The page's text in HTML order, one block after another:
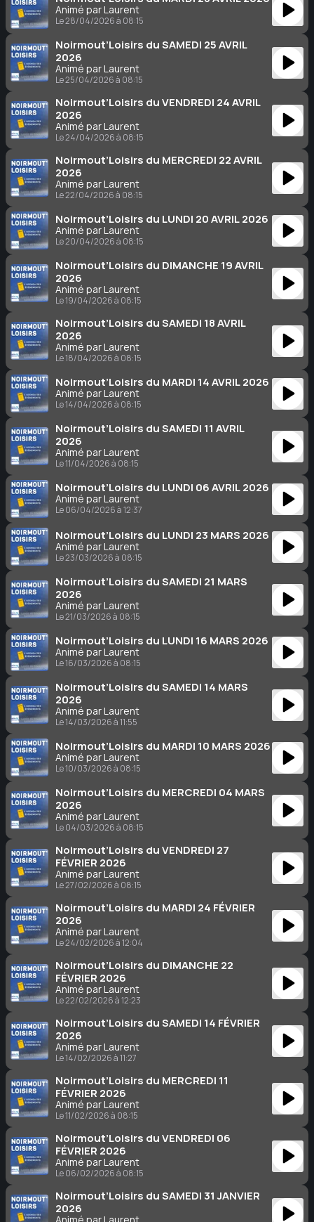
Animé par Laurent
Le 28/04/2026 à 08:15
Noirmout’Loisirs du SAMEDI 25 AVRIL
2026
Animé par Laurent
Le 25/04/2026 à 08:15
Noirmout’Loisirs du VENDREDI 24 AVRIL
2026
Animé par Laurent
Le 24/04/2026 à 08:15
Noirmout’Loisirs du MERCREDI 22 AVRIL
2026
Animé par Laurent
Le 22/04/2026 à 08:15
Noirmout’Loisirs du LUNDI 20 AVRIL 2026
Animé par Laurent
Le 20/04/2026 à 08:15
Noirmout’Loisirs du DIMANCHE 19 AVRIL
2026
Animé par Laurent
Le 19/04/2026 à 08:15
Noirmout’Loisirs du SAMEDI 18 AVRIL
2026
Animé par Laurent
Le 18/04/2026 à 08:15
Noirmout’Loisirs du MARDI 14 AVRIL 2026
Animé par Laurent
Le 14/04/2026 à 08:15
Noirmout’Loisirs du SAMEDI 11 AVRIL
2026
Animé par Laurent
Le 11/04/2026 à 08:15
Noirmout’Loisirs du LUNDI 06 AVRIL 2026
Animé par Laurent
Le 06/04/2026 à 12:37
Noirmout’Loisirs du LUNDI 23 MARS 2026
Animé par Laurent
Le 23/03/2026 à 08:15
Noirmout’Loisirs du SAMEDI 21 MARS
2026
Animé par Laurent
Le 21/03/2026 à 08:15
Noirmout’Loisirs du LUNDI 16 MARS 2026
Animé par Laurent
Le 16/03/2026 à 08:15
Noirmout’Loisirs du SAMEDI 14 MARS
2026
Animé par Laurent
Le 14/03/2026 à 11:55
Noirmout’Loisirs du MARDI 10 MARS 2026
Animé par Laurent
Le 10/03/2026 à 08:15
Noirmout’Loisirs du MERCREDI 04 MARS
2026
Animé par Laurent
Le 04/03/2026 à 08:15
Noirmout’Loisirs du VENDREDI 27
FÉVRIER 2026
Animé par Laurent
Le 27/02/2026 à 08:15
Noirmout’Loisirs du MARDI 24 FÉVRIER
2026
Animé par Laurent
Le 24/02/2026 à 12:04
Noirmout’Loisirs du DIMANCHE 22
FÉVRIER 2026
Animé par Laurent
Le 22/02/2026 à 12:23
Noirmout’Loisirs du SAMEDI 14 FÉVRIER
2026
Animé par Laurent
Le 14/02/2026 à 11:27
Noirmout’Loisirs du MERCREDI 11
FÉVRIER 2026
Animé par Laurent
Le 11/02/2026 à 08:15
Noirmout’Loisirs du VENDREDI 06
FÉVRIER 2026
Animé par Laurent
Le 06/02/2026 à 08:15
Noirmout’Loisirs du SAMEDI 31 JANVIER
2026